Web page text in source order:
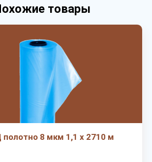
товары
8 мкм 1,1 х 2710 м